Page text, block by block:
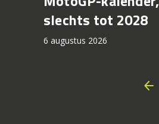
slechts tot 2028
6 augustus 2026